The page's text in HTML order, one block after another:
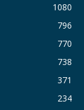
1080
796
770
738
371
234